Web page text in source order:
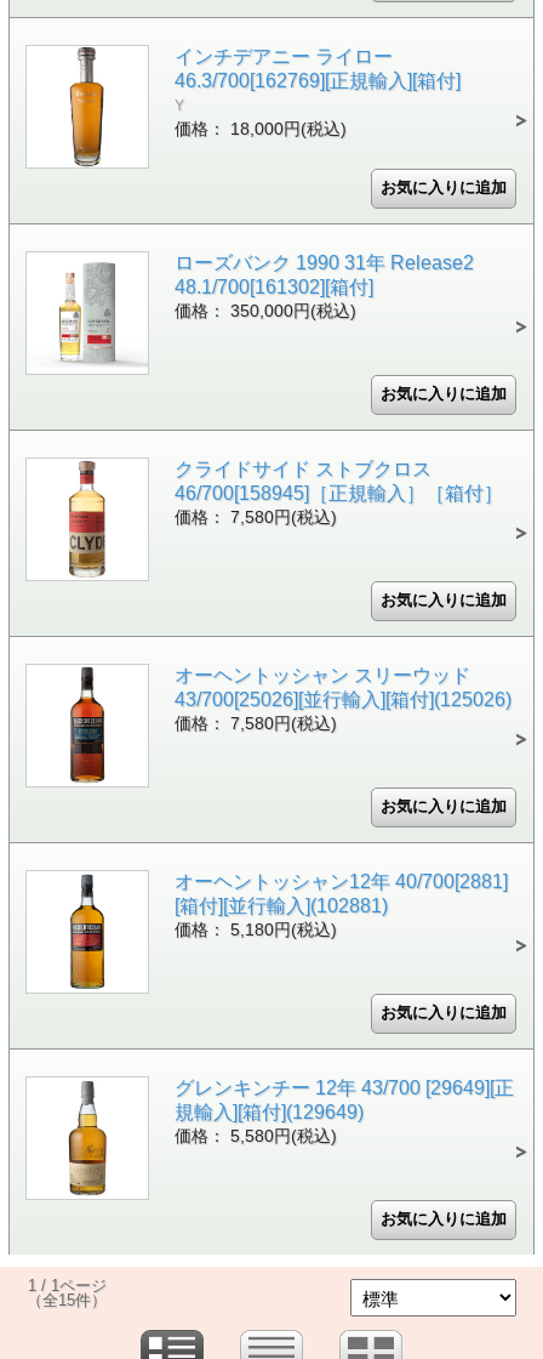
インチデアニー ライロー
46.3/700[162769][正規輸入][箱付]
Y
価格： 18,000円(税込)
ローズバンク 1990 31年 Release2
48.1/700[161302][箱付]
価格： 350,000円(税込)
クライドサイド ストブクロス
46/700[158945]［正規輸入］［箱付］
価格： 7,580円(税込)
オーヘントッシャン スリーウッド
43/700[25026][並行輸入][箱付](125026)
価格： 7,580円(税込)
オーヘントッシャン12年 40/700[2881]
[箱付][並行輸入](102881)
価格： 5,180円(税込)
グレンキンチー 12年 43/700 [29649][正
規輸入][箱付](129649)
価格： 5,580円(税込)
1 / 1ページ
（全15件）